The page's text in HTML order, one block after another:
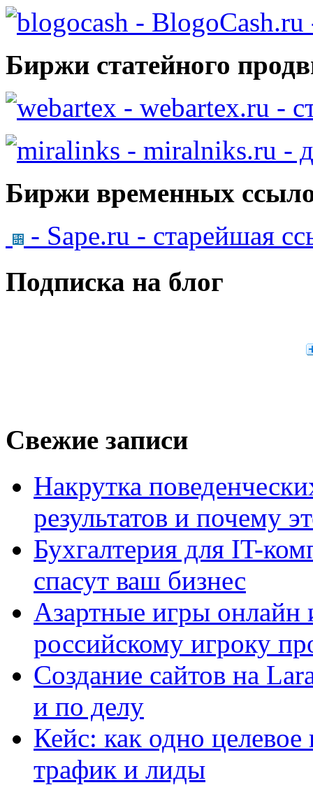
- BlogoCash.ru
Биржи статейного
- webartex.ru -
- miralniks.ru -
Биржи временных
- Sape.ru - старейшая
Подписка на блог
Свежие записи
Накрутка
результатов и почему
Бухгалтерия для IT-
спасут ваш бизнес
Азартные игры онлайн
российскому игроку
Создание сайтов на
и по делу
Кейс: как одно
трафик и лиды